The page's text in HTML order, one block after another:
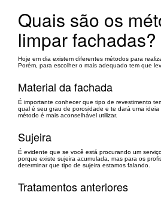
Quais são os
limpar fachadas?
Hoje em dia existem diferentes métodos para
Porém, para escolher o mais adequado tem que
Material da fachada
É importante conhecer que tipo de revestimento
qual é seu grau de porosidade e te dará uma
método é mais aconselhável utilizar.
Sujeira
É evidente que se você está procurando um
porque existe sujeira acumulada, mas para os
determinar que tipo de sujeira estamos falando.
Tratamentos anteriores